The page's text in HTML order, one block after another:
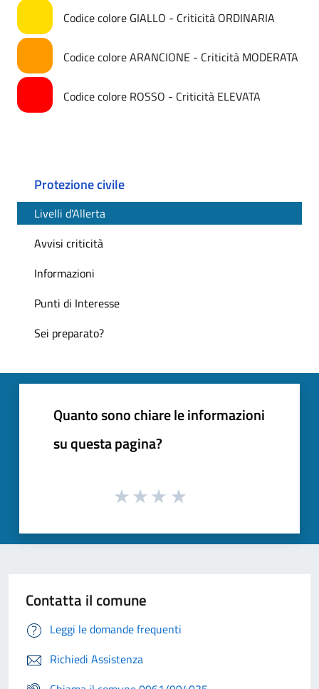
Codice colore GIALLO - Criticità ORDINARIA
Codice colore ARANCIONE - Criticità MODERATA
Codice colore ROSSO - Criticità ELEVATA
Protezione civile
Livelli d'Allerta
Avvisi criticità
Informazioni
Punti di Interesse
Sei preparato?
Quanto sono chiare le informazioni
su questa pagina?
Contatta il comune
Leggi le domande frequenti
Richiedi Assistenza